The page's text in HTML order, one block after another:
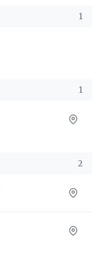
1
1
2